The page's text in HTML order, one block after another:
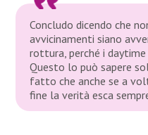
Concludo dicendo che
avvicinamenti siano
rottura, perché i daytime
Questo lo può sapere
fatto che anche se a
fine la verità esca